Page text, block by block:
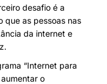
desafio é a
que as pessoas nas
da internet e
“Internet para
o